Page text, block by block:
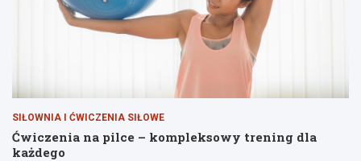
SIŁOWNIA I ĆWICZENIA SIŁOWE
Ćwiczenia na pilce – kompleksowy trening dla
każdego